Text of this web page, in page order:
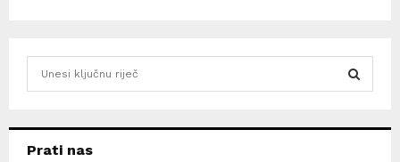
hPrati nas